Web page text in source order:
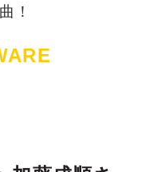
曲！